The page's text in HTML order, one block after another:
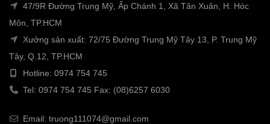
47/9R Đường Trung Mỹ, Ấp Chánh 1, Xã Tân Xuân, H. Hóc
Môn, TP.HCM
Xưởng sản xuất: 72/75 Đường Trung Mỹ Tây 13, P. Trung Mỹ
Tây, Q.12, TP.HCM
Hotline: 0974 754 745
Tel: 0974 754 745 Fax: (08)6257 6030
Email: truong111074@gmail.com